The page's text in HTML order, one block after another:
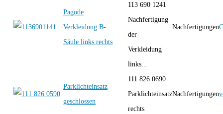
Pagode
Verkleidung B-
Säule links rechts
113 690 1241
Nachfertigung
der
Verkleidung
links...
Nachfertigungen
Parklichteinsatz
geschlossen
111 826 0690
Parklichteinsatz
rechts
Nachfertigungen